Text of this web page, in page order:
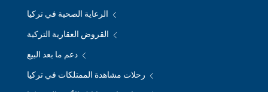
الرعاية الصحية في تركيا
القروض العقارية التركية
دعم ما بعد البيع
رحلات مشاهدة الممتلكات في تركيا